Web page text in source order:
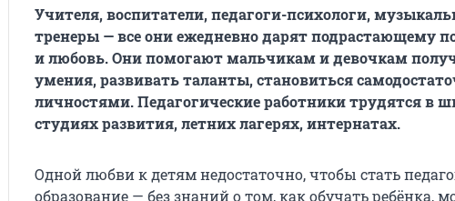
Учителя, воспитатели, педагоги-психологи,
тренеры — все они ежедневно дарят подрастающему
и любовь. Они помогают мальчикам и девочкам
умения, развивать таланты, становиться
личностями. Педагогические работники трудятся в
студиях развития, летних лагерях, интернатах.
Одной любви к детям недостаточно, чтобы стать
образование — без знаний о том, как обучать ребёнка,